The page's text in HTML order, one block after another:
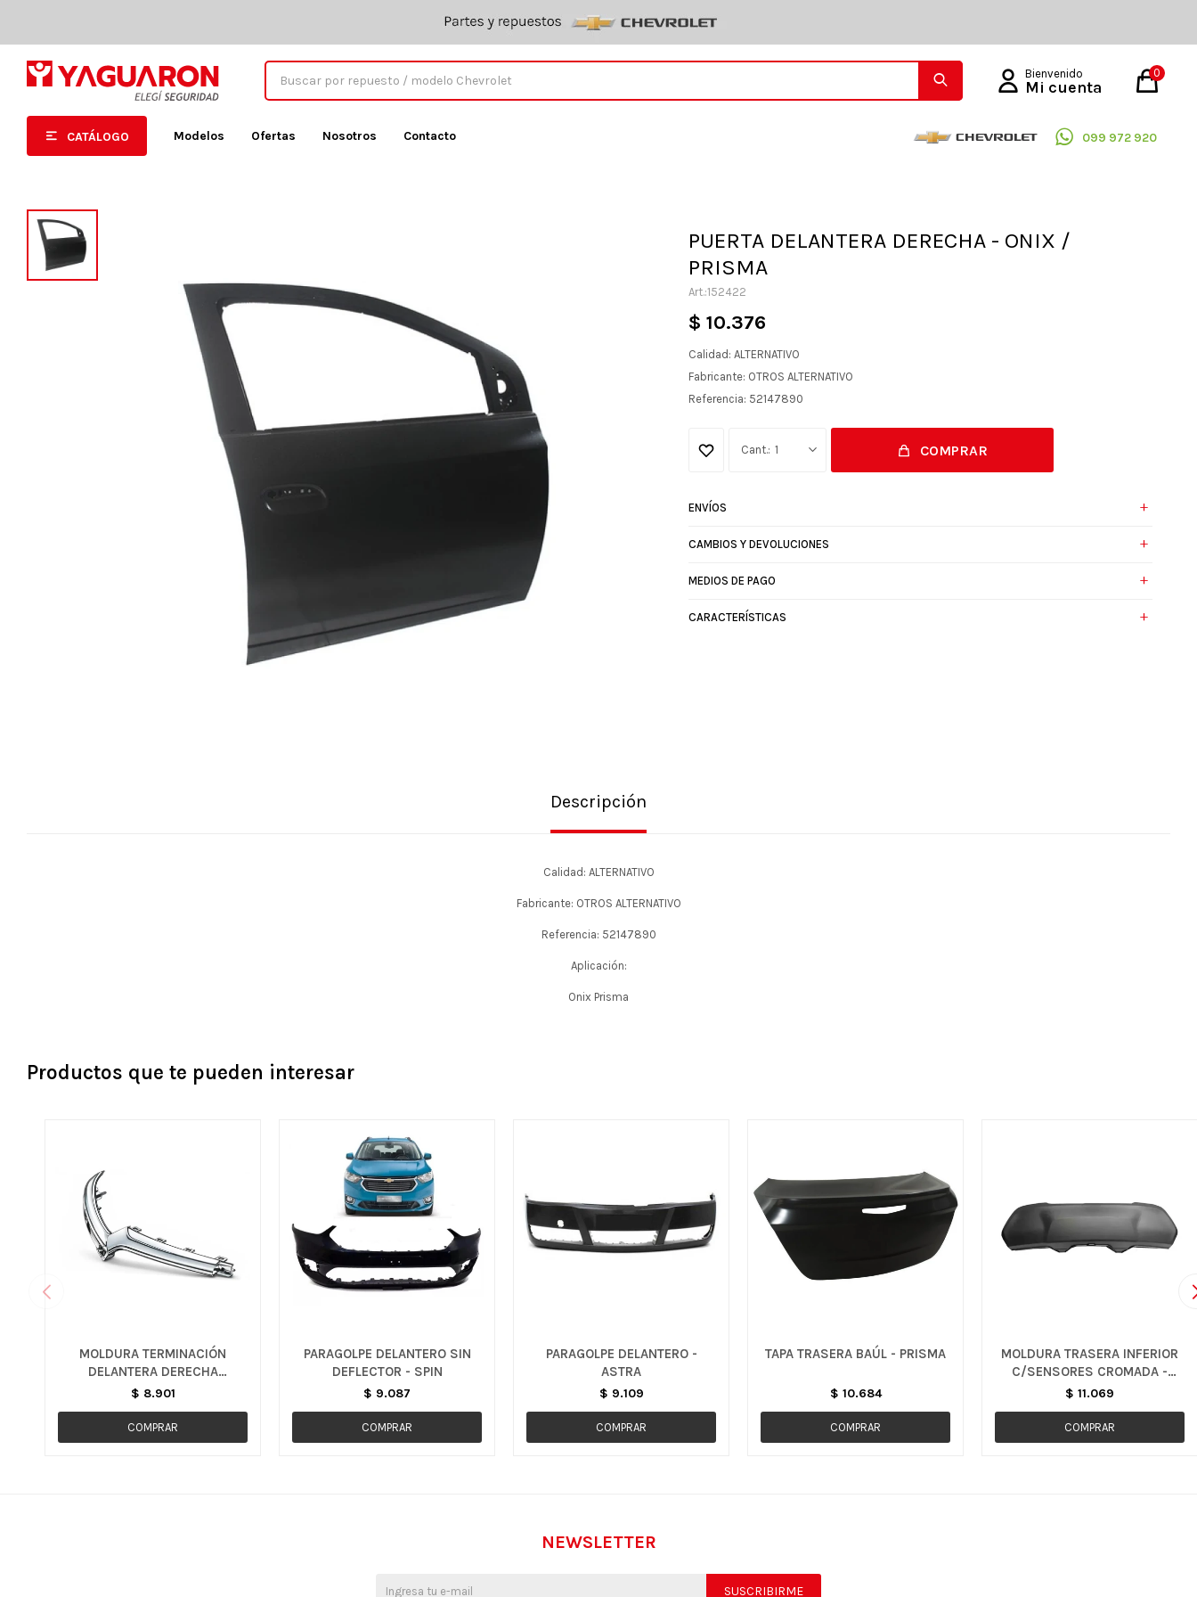
CATÁLOGO Modelos Ofertas Nosotros Contacto 099 972 920
0
PUERTA DELANTERA DERECHA - ONIX /
PRISMA
152422
$ 10.376
Calidad: ALTERNATIVO
Fabricante: OTROS ALTERNATIVO
Referencia: 52147890
1 COMPRAR
ENVÍOS
CAMBIOS Y DEVOLUCIONES
MEDIOS DE PAGO
CARACTERÍSTICAS
Descripción
Calidad: ALTERNATIVO
Fabricante: OTROS ALTERNATIVO
Referencia: 52147890
Aplicación:
Onix Prisma
Productos que te pueden interesar
MOLDURA TERMINACIÓN
DELANTERA DERECHA
S/CARETA - ONIX
$ 8.901
PARAGOLPE DELANTERO SIN
DEFLECTOR - SPIN
$ 9.087
PARAGOLPE DELANTERO -
ASTRA
$ 9.109
TAPA TRASERA BAÚL - PRISMA
$ 10.684
MOLDURA TRASERA INFERIOR
C/SENSORES CROMADA -
TRACKER
$ 11.069
NEWSLETTER
SUSCRIBIRME